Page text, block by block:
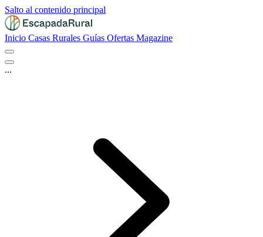
Salto al contenido principal
Inicio Casas Rurales Guías Ofertas Magazine
...